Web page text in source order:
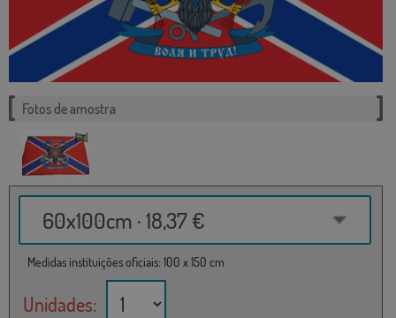
Fotos de amostra
60x100cm · 18,37 €
Medidas instituições oficiais: 100 x 150 cm
Unidades: